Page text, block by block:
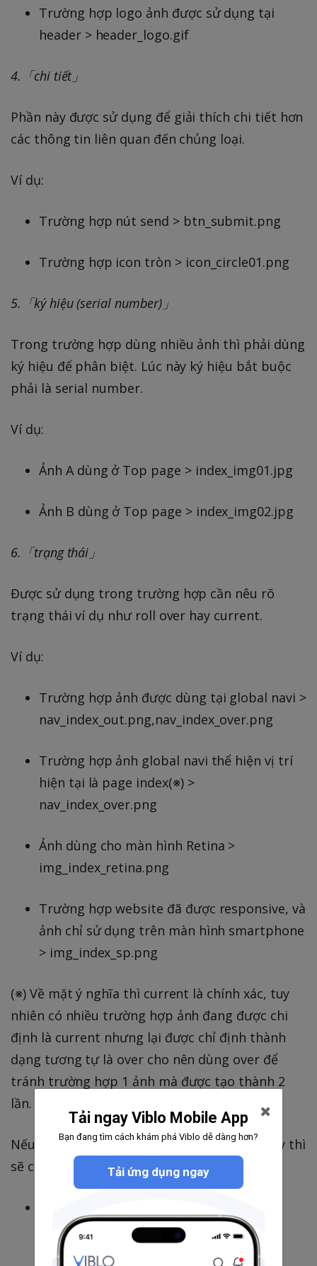
Trường hợp logo ảnh được sử dụng tại
header > header_logo.gif
4.「chi tiết」
Phần này được sử dụng để giải thích chi tiết hơn
các thông tin liên quan đến chủng loại.
Ví dụ:
Trường hợp nút send > btn_submit.png
Trường hợp icon tròn > icon_circle01.png
5.「ký hiệu (serial number)」
Trong trường hợp dùng nhiều ảnh thì phải dùng
ký hiệu để phân biệt. Lúc này ký hiệu bắt buộc
phải là serial number.
Ví dụ:
Ảnh A dùng ở Top page > index_img01.jpg
Ảnh B dùng ở Top page > index_img02.jpg
6.「trạng thái」
Được sử dụng trong trường hợp cần nêu rõ
trạng thái ví dụ như roll over hay current.
Ví dụ:
Trường hợp ảnh được dùng tại global navi >
nav_index_out.png,nav_index_over.png
Trường hợp ảnh global navi thể hiện vị trí
hiện tại là page index(※) >
nav_index_over.png
Ảnh dùng cho màn hình Retina >
img_index_retina.png
Trường hợp website đã được responsive, và
ảnh chỉ sử dụng trên màn hình smartphone
> img_index_sp.png
(※) Về mặt ý nghĩa thì current là chính xác, tuy
nhiên có nhiều trường hợp ảnh đang được chi
định là current nhưng lại được chỉ định thành
dạng tương tự là over cho nên dùng over để
tránh trường hợp 1 ảnh mà được tạo thành 2
lần.
Nếu đảm bảo những quy tắc đặt tên trên đây thì
sẽ có những lợi ích sau:
được ảnh thuộc loại nào.
Tải ngay Viblo Mobile App
Bạn đang tìm cách khám phá Viblo dễ dàng hơn?
Tải ứng dụng ngay